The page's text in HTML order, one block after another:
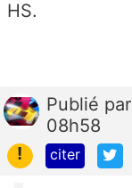
HS.
Publié par
08h58
!
citer